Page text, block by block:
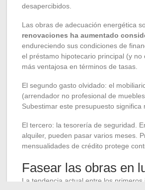
desapercibidos.
Las obras de adecuación energética
renovaciones ha aumentado
endureciendo sus condiciones de
el préstamo hipotecario principal (y
más ventajosa en términos de tasas.
El segundo gasto olvidado: el
(arrendador no profesional de
Subestimar este presupuesto significa
El tercero: la tesorería de seguridad.
alquiler, pueden pasar varios meses.
mensualidades de crédito protege
Fasear las obras en
La tendencia actual entre los